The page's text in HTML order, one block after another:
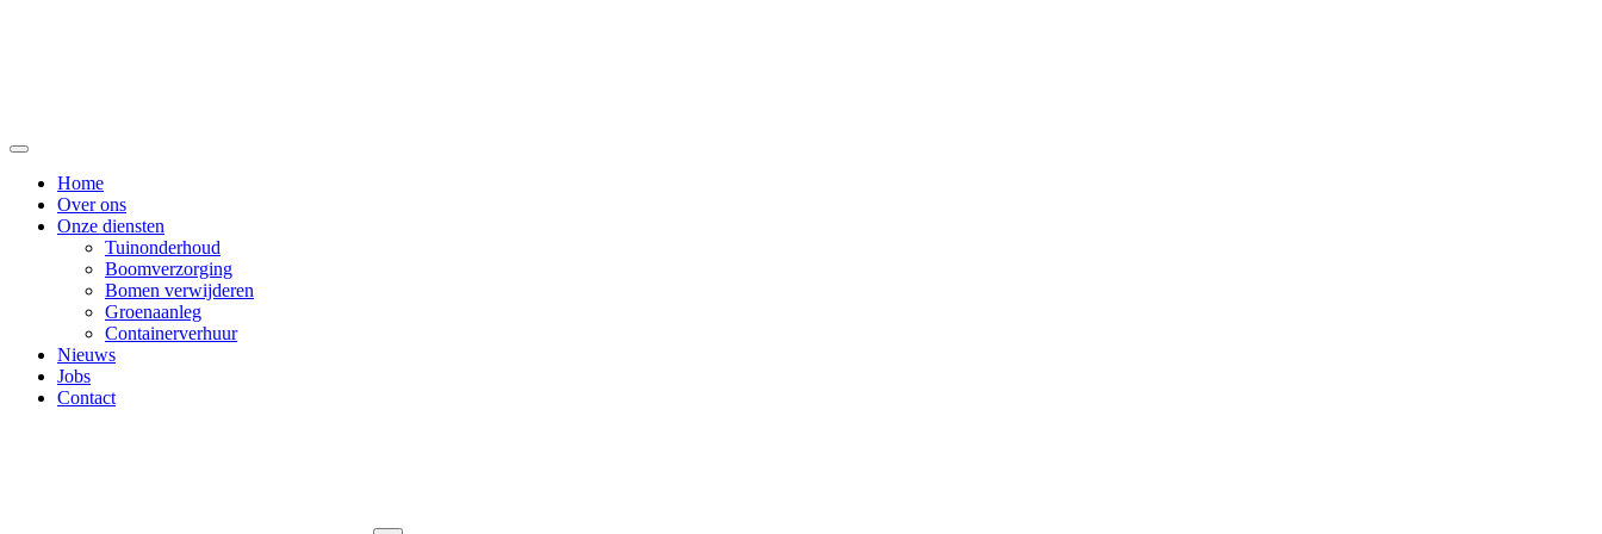
Home
Over ons
Onze diensten
Tuinonderhoud
Boomverzorging
Bomen verwijderen
Groenaanleg
Containerverhuur
Nieuws
Jobs
Contact